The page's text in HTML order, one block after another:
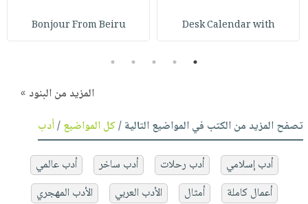
Desk Calendar with
Bonjour From Beiru
1
2
3
4
5
المزيد من البنود »
تصفح المزيد من الكتب في المواضيع التالية /كل المواضيع/أدب
أدب إسلامي أدب رحلات أدب ساخر
أدب عالمي
أعمال كاملة
أمثال الأدب العربي
الأدب المهجري